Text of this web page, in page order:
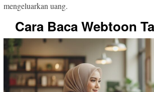
mengeluarkan uang.
Cara Baca Webtoon